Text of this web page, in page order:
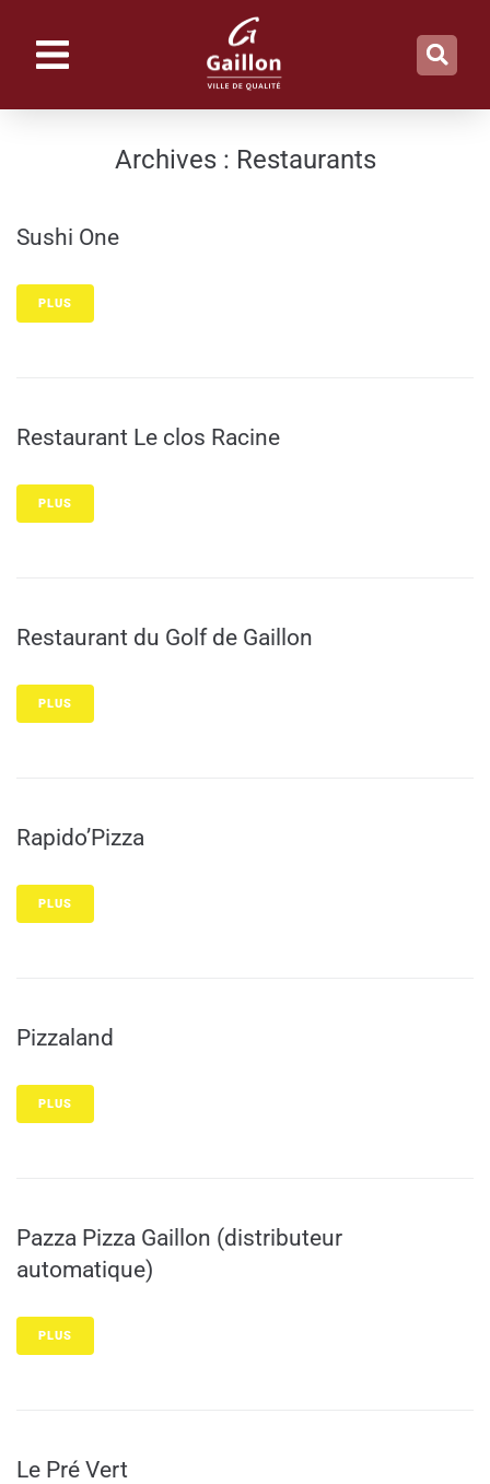
Archives : Restaurants
Sushi One
PLUS
Restaurant Le clos Racine
PLUS
Restaurant du Golf de Gaillon
PLUS
Rapido’Pizza
PLUS
Pizzaland
PLUS
Pazza Pizza Gaillon (distributeur
automatique)
PLUS
Le Pré Vert